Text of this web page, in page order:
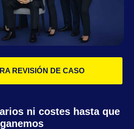
REVISIÓN DE CASO
ni costes hasta que
ganemos